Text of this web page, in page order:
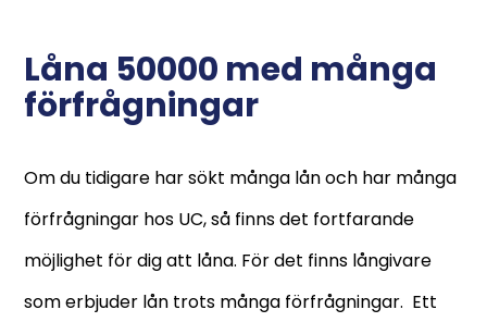
Låna 50000 med många
förfrågningar
Om du tidigare har sökt många lån och har många
förfrågningar hos UC, så finns det fortfarande
möjlighet för dig att låna. För det finns långivare
som erbjuder lån trots många förfrågningar. Ett